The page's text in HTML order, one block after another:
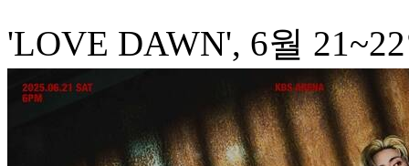
'LOVE DAWN', 6월